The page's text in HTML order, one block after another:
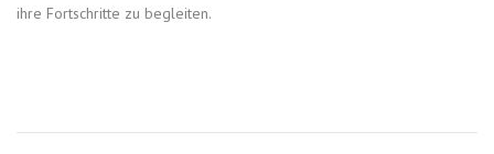
ihre Fortschritte zu begleiten.